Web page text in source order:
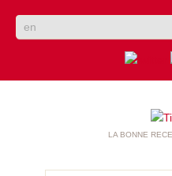
LA BONNE